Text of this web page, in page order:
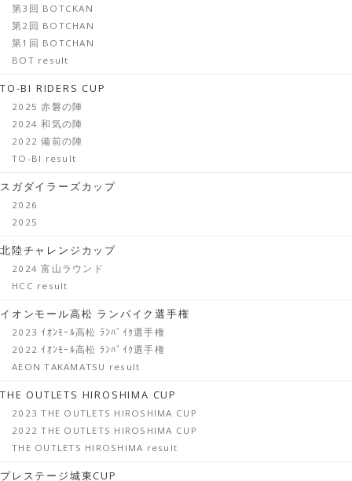
第3回 BOTCKAN
第2回 BOTCHAN
第1回 BOTCHAN
BOT result
TO-BI RIDERS CUP
2025 赤磐の陣
2024 和気の陣
2022 備前の陣
TO-BI result
スガダイラーズカップ
2026
2025
北陸チャレンジカップ
2024 富山ラウンド
HCC result
イオンモール高松 ランバイク選手権
2023 ｲｵﾝﾓｰﾙ高松 ﾗﾝﾊﾞｲｸ選手権
2022 ｲｵﾝﾓｰﾙ高松 ﾗﾝﾊﾞｲｸ選手権
AEON TAKAMATSU result
THE OUTLETS HIROSHIMA CUP
2023 THE OUTLETS HIROSHIMA CUP
2022 THE OUTLETS HIROSHIMA CUP
THE OUTLETS HIROSHIMA result
プレステージ城東CUP